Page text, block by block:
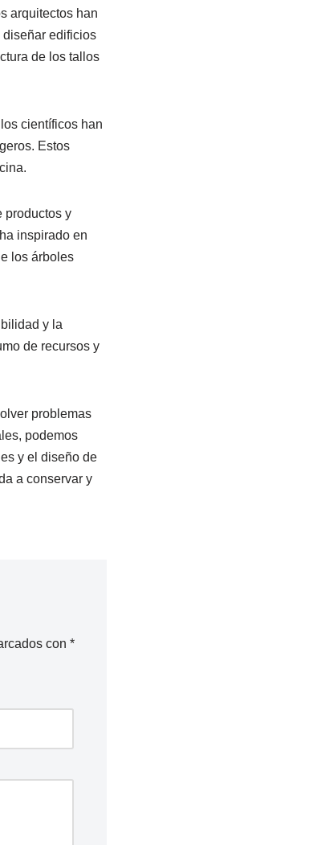
arquitectos han
diseñar edificios
de los tallos
científicos han
Estos
productos y
inspirado en
los árboles
y la
de recursos y
problemas
podemos
y el diseño de
a conservar y
con *